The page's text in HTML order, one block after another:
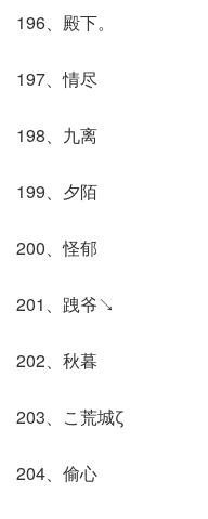
196、殿下。
197、情尽
198、九离
199、夕陌
200、怪郁
201、跩爷↘
202、秋暮
203、こ荒城ζ
204、偷心